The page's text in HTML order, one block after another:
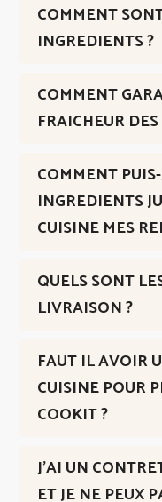
COMMENT
INGREDIENTS ?
COMMENT
FRAICHEUR
COMMENT
INGREDIENTS
CUISINE MES
QUELS SONT
LIVRAISON ?
FAUT IL AVOIR
CUISINE POUR
COOKIT ?
J’AI UN
ET JE NE PEUX